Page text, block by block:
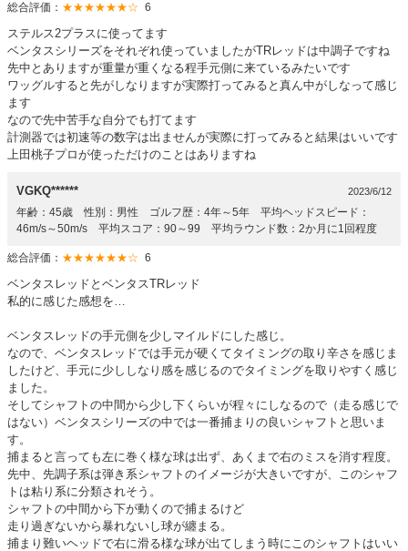
総合評価： ★★★★★★☆ 6
ステルス2プラスに使ってます
ベンタスシリーズをそれぞれ使っていましたがTRレッドは中調子ですね
先中とありますが重量が重くなる程手元側に来ているみたいです
ワッグルすると先がしなりますが実際打ってみると真ん中がしなって感じ
ます
なので先中苦手な自分でも打てます
計測器では初速等の数字は出ませんが実際に打ってみると結果はいいです
上田桃子プロが使っただけのことはありますね
VGKQ****** 2023/6/12
年齢：45歳 性別：男性 ゴルフ歴：4年～5年 平均ヘッドスピード：
46m/s～50m/s 平均スコア：90～99 平均ラウンド数：2か月に1回程度
総合評価： ★★★★★★☆ 6
ベンタスレッドとベンタスTRレッド
私的に感じた感想を…
ベンタスレッドの手元側を少しマイルドにした感じ。
なので、ベンタスレッドでは手元が硬くてタイミングの取り辛さを感じま
したけど、手元に少ししなり感を感じるのでタイミングを取りやすく感じ
ました。
そしてシャフトの中間から少し下くらいが程々にしなるので（走る感じで
はない）ベンタスシリーズの中では一番捕まりの良いシャフトと思いま
す。
捕まると言っても左に巻く様な球は出ず、あくまで右のミスを消す程度。
先中、先調子系は弾き系シャフトのイメージが大きいですが、このシャフ
トは粘り系に分類されそう。
シャフトの中間から下が動くので捕まるけど
走り過ぎないから暴れないし球が纏まる。
捕まり難いヘッドで右に滑る様な球が出てしまう時にこのシャフトはいい